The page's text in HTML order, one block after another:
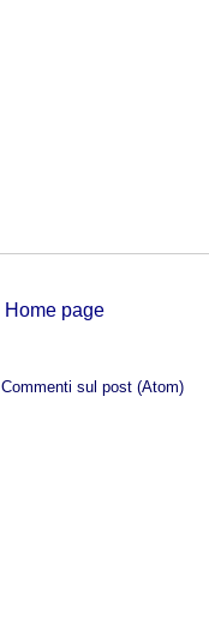
Home page
Commenti sul post (Atom)